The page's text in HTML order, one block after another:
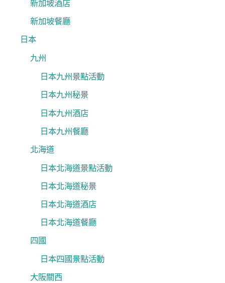
新加坡酒店
新加坡餐廳
日本
九州
日本九州景點活動
日本九州秘景
日本九州酒店
日本九州餐廳
北海道
日本北海道景點活動
日本北海道秘景
日本北海道酒店
日本北海道餐廳
四國
日本四國景點活動
大阪關西